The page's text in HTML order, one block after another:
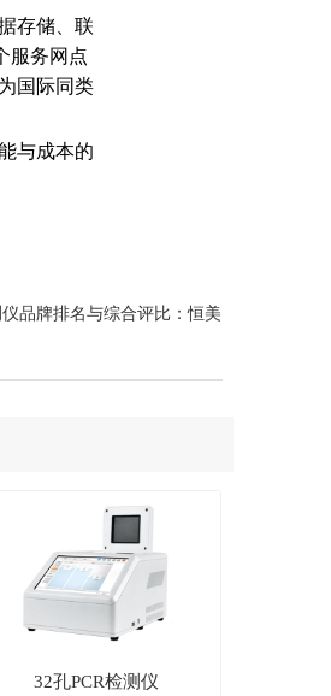
存储、联
服务网点
国际同类
与成本的
品牌排名与综合评比：恒美
32孔PCR检测仪